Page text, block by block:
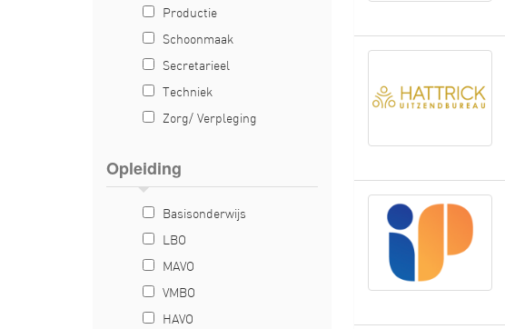
Productie
Schoonmaak
Secretarieel
Techniek
Zorg/ Verpleging
Opleiding
Basisonderwijs
LBO
MAVO
VMBO
HAVO